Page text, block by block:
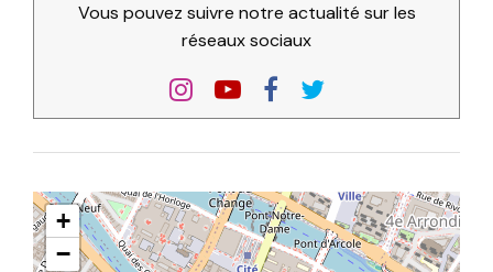
Vous pouvez suivre notre actualité sur les
réseaux sociaux
+
−